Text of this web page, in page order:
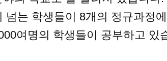
넘는 학생들이 8개의 정규과정
여명의 학생들이 공부하고 있